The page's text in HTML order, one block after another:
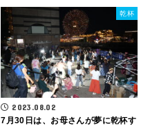
乾杯
2023.08.02
7月30日は、お母さんが夢に乾杯す